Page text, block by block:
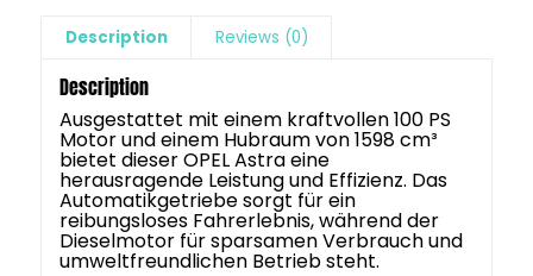
Description Reviews (0)
Description
Ausgestattet mit einem kraftvollen 100 PS
Motor und einem Hubraum von 1598 cm³
bietet dieser OPEL Astra eine
herausragende Leistung und Effizienz. Das
Automatikgetriebe sorgt für ein
reibungsloses Fahrerlebnis, während der
Dieselmotor für sparsamen Verbrauch und
umweltfreundlichen Betrieb steht.